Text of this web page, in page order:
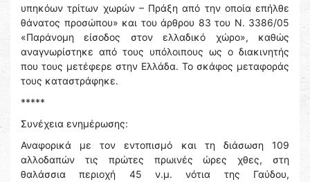
υπηκόων τρίτων χωρών – Πράξη από την οποία επήλθε
θάνατος προσώπου» και του άρθρου 83 του Ν. 3386/05
«Παράνομη είσοδος στον ελλαδικό χώρο», καθώς
αναγνωρίστηκε από τους υπόλοιπους ως ο διακινητής
που τους μετέφερε στην Ελλάδα. Το σκάφος μεταφοράς
τους καταστράφηκε.
*****
Συνέχεια ενημέρωσης:
Αναφορικά με τον εντοπισμό και τη διάσωση 109
αλλοδαπών τις πρώτες πρωινές ώρες χθες, στη
θαλάσσια περιοχή 45 ν.μ. νότια της Γαύδου,